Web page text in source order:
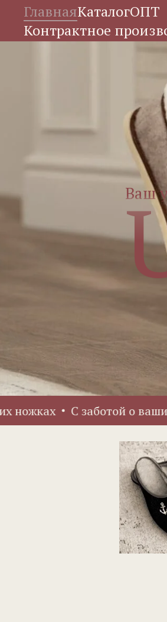
ГлавнаяКаталогОПТ
Контрактное
Ваш
С заботой о ваших